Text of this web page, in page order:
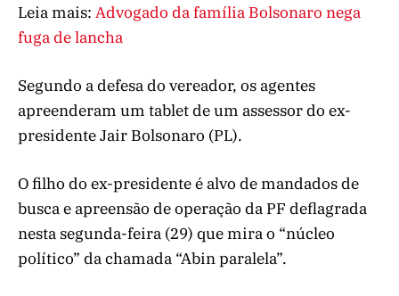
Leia mais: Advogado da família Bolsonaro nega
fuga de lancha
Segundo a defesa do vereador, os agentes
apreenderam um tablet de um assessor do ex-
presidente Jair Bolsonaro (PL).
O filho do ex-presidente é alvo de mandados de
busca e apreensão de operação da PF deflagrada
nesta segunda-feira (29) que mira o “núcleo
político” da chamada “Abin paralela”.